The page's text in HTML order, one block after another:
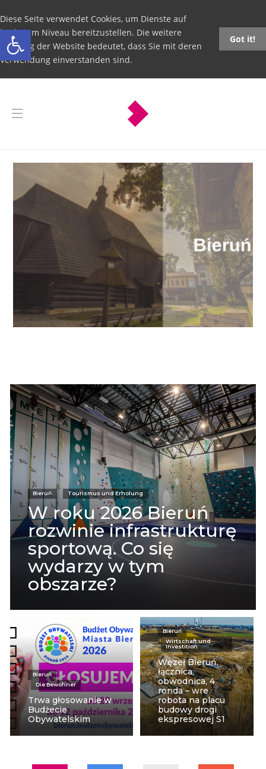
Open toolbar
Diese Seite verwendet Cookies, um Dienste auf
höchstem Niveau bereitzustellen. Die weitere
Nutzung der Website bedeutet, dass Sie mit deren
Verwendung einverstanden sind.
Got it!
Bieruń
Bieruń Tourismus und Erholung
W roku 2026 Bieruń
rozwinie infrastrukturę
sportową. Co się
wydarzy w tym
obszarze?
Bieruń
Die Bewohner
Trwa głosowanie w
Budżecie
Obywatelskim
Bieruń
Wirtschaft und
Investition
Węzeł Bieruń,
łącznica,
obwodnica, 4
ronda – wre
robota na placu
budowy drogi
ekspresowej S1